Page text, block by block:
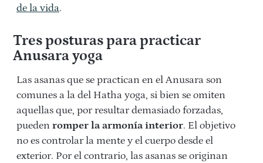
de la vida.
Tres posturas para practicar
Anusara yoga
Las asanas que se practican en el Anusara son
comunes a la del Hatha yoga, si bien se omiten
aquellas que, por resultar demasiado forzadas,
pueden romper la armonía interior. El objetivo
no es controlar la mente y el cuerpo desde el
exterior. Por el contrario, las asanas se originan